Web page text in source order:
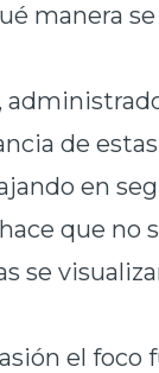
manera
de
en
que no
se
el foco